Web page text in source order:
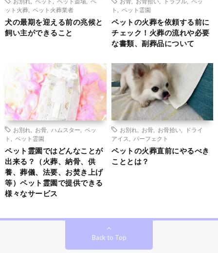
ット火葬
ペット火葬業者
犬の最期を迎える前の兆候と
飼い主ができること
ト
ペット霊園
ペットの火葬を依頼する前に
チェック！火葬の流れや必要
な書類、副葬品について
お別れ お骨 ハムスター
ペッ
ト
ペット霊園
ペット霊園ではどんなことが
出来る？（火葬、納骨、供
養、葬儀、法要、お焚き上げ
等）ペット霊園で提供できる
様々なサービス
お別れ お骨 お骨拾い
ドライ
アイス
パーフェクト
ペットの火葬直前にやるべき
こととは？
Back to Top